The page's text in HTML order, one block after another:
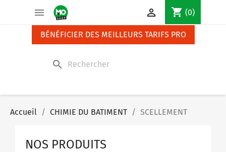
 shopping_cart (0)

BÉNÉFICIER DES MEILLEURS TARIFS PRO
search
Accueil CHIMIE DU BATIMENT SCELLEMENT
NOS PRODUITS
Panneau de gestion des cookies